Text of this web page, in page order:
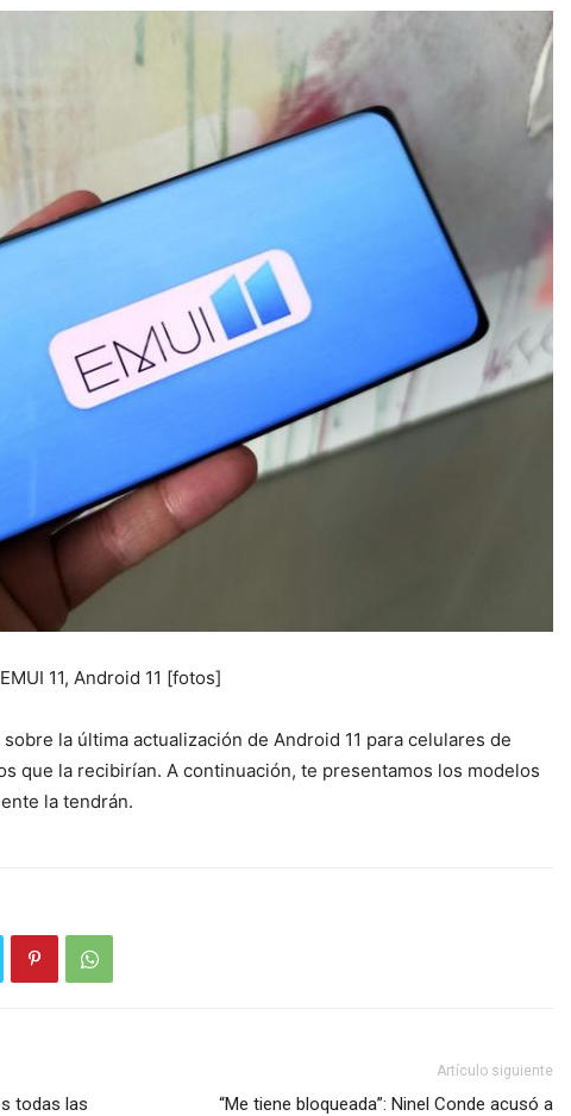
11, Android 11 [fotos]
la última actualización de Android 11 para celulares de
que la recibirían. A continuación, te presentamos los modelos
la tendrán.
todas las
Artículo siguiente
“Me tiene bloqueada”: Ninel Conde acusó a